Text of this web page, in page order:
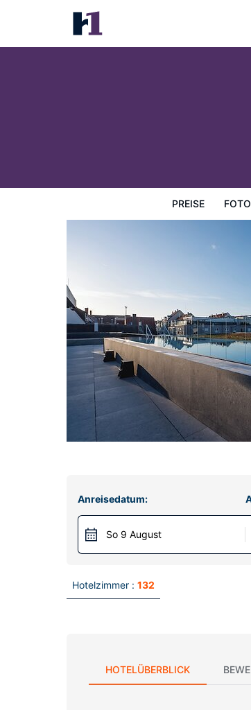
PREISE
Hotel Maximilian's
Preise
Anreisedatum:
So 9 August
Hotelzimmer : 132
HOTELÜBERBLICK